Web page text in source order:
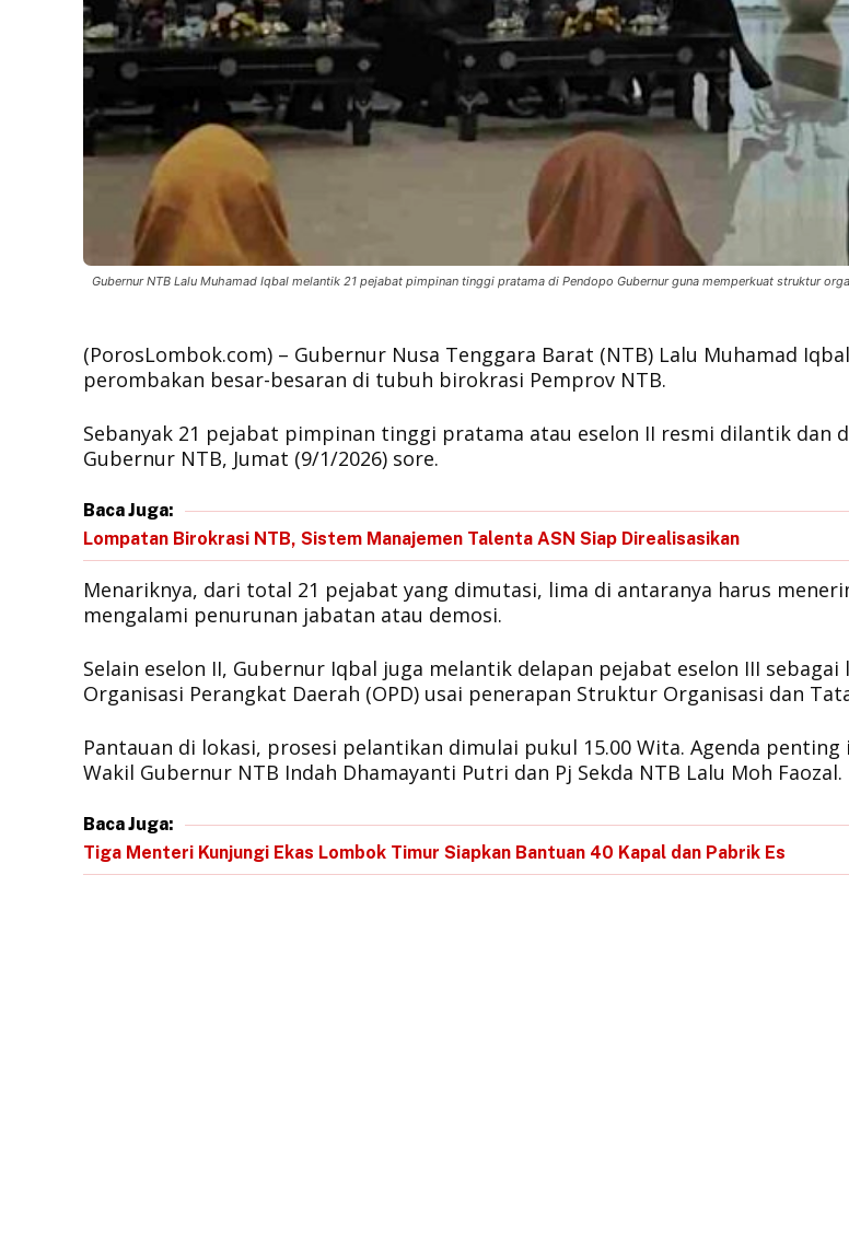
Gubernur NTB Lalu Muhamad Iqbal melantik 21 pejabat pimpinan tinggi pratama di Pendopo Gubernur guna memperkuat struktur
(PorosLombok.com) – Gubernur Nusa Tenggara Barat (NTB) Lalu Muhamad
perombakan besar-besaran di tubuh birokrasi Pemprov NTB.
Sebanyak 21 pejabat pimpinan tinggi pratama atau eselon II resmi dilantik dan
Gubernur NTB, Jumat (9/1/2026) sore.
Baca Juga:
Lompatan Birokrasi NTB, Sistem Manajemen Talenta ASN Siap Direalisasikan
​Menariknya, dari total 21 pejabat yang dimutasi, lima di antaranya harus
mengalami penurunan jabatan atau demosi.
Selain eselon II, Gubernur Iqbal juga melantik delapan pejabat eselon III
Organisasi Perangkat Daerah (OPD) usai penerapan Struktur Organisasi dan
​Pantauan di lokasi, prosesi pelantikan dimulai pukul 15.00 Wita. Agenda
Wakil Gubernur NTB Indah Dhamayanti Putri dan Pj Sekda NTB Lalu Moh Faozal.
Baca Juga:
Tiga Menteri Kunjungi Ekas Lombok Timur Siapkan Bantuan 40 Kapal dan Pabrik Es